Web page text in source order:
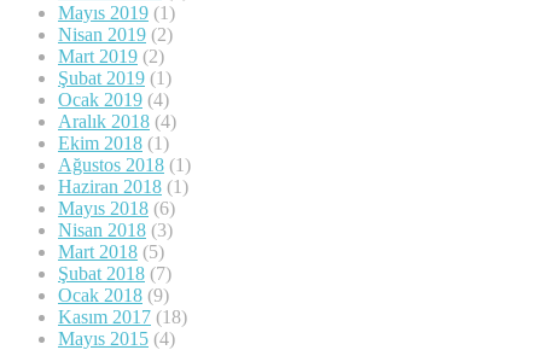
Mayıs 2019 (1)
Nisan 2019 (2)
Mart 2019 (2)
Şubat 2019 (1)
Ocak 2019 (4)
Aralık 2018 (4)
Ekim 2018 (1)
Ağustos 2018 (1)
Haziran 2018 (1)
Mayıs 2018 (6)
Nisan 2018 (3)
Mart 2018 (5)
Şubat 2018 (7)
Ocak 2018 (9)
Kasım 2017 (18)
Mayıs 2015 (4)